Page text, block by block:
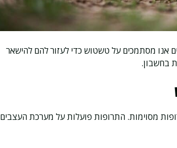
אנו מסתמכים על טשטוש כדי לעזור להם להישאר
בחשבון.
מסוימות. התרופות פועלות על מערכת העצבים